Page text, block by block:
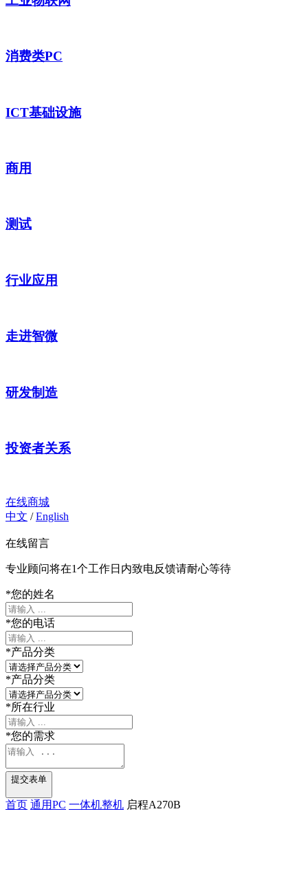
消费类PC
ICT基础设施
商用
测试
行业应用
走进智微
研发制造
投资者关系
在线商城
中文 /English
在线留言
专业顾问将在1个工作日内致电反馈请耐心等待
*您的姓名
*您的电话
*产品分类
*产品分类
*所在行业
*您的需求
提交表单
首页 通用PC 一体机整机 启程A270B